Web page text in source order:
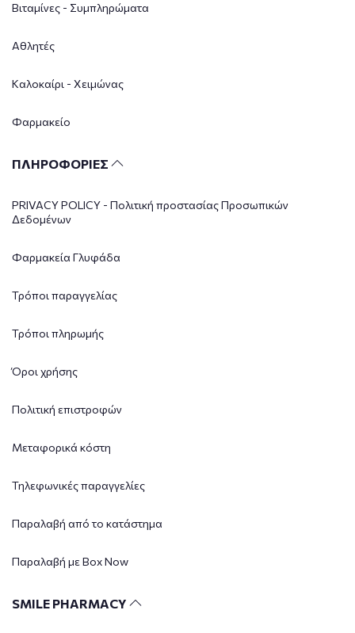
Βιταμίνες - Συμπληρώματα
Αθλητές
Καλοκαίρι - Χειμώνας
Φαρμακείο
ΠΛΗΡΟΦΟΡΙΕΣ
PRIVACY POLICY - Πολιτική προστασίας Προσωπικών
Δεδομένων
Φαρμακεία Γλυφάδα
Τρόποι παραγγελίας
Τρόποι πληρωμής
Όροι χρήσης
Πολιτική επιστροφών
Μεταφορικά κόστη
Τηλεφωνικές παραγγελίες
Παραλαβή από το κατάστημα
Παραλαβή με Box Now
SMILE PHARMACY